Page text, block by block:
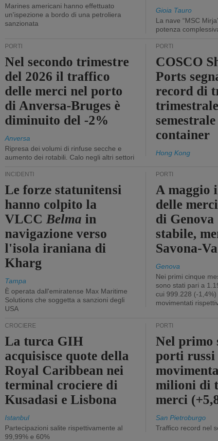
Marines americani hanno effettuato
un'ispezione a bordo di una petroliera
sanzionata
Gioia Tauro
La nave “MSC
potenza
PORTI
Nel secondo trimestre
del 2026 il traffico
delle merci nel porto
di Anversa-Bruges è
diminuito del -2%
Anversa
Ripresa dei volumi di rinfuse secche e
aumento dei rotabili. Calo negli altri settori
PORTI
COSCO
Ports
record di
container
Hong Kong
INCIDENTI
Le forze statunitensi
hanno colpito la
VLCCBelma in
navigazione verso
l'isola iraniana di
Kharg
Tampa
È operata dall'emiratense Max Maritime
Solutions che soggetta a sanzioni degli
USA
PORTI
A maggio
delle
di
stabile,
Savona-
Genova
Nei primi cinque
sono stati pari a
cui 999.228 (-
movimentati
CROCIERE
La turca GIH
acquisisce quote della
Royal Caribbean nei
terminal crociere di
Kusadasi e Lisbona
Istanbul
Partecipazioni salite rispettivamente al
99,99% e 60%
PORTI
Nel primo
porti russi
milioni di
merci
San Pietroburgo
Traffico record nel